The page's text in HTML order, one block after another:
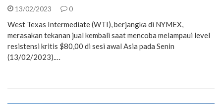
13/02/2023 0
West Texas Intermediate (WTI), berjangka di NYMEX,
merasakan tekanan jual kembali saat mencoba melampaui level
resistensi kritis $80,00 di sesi awal Asia pada Senin
(13/02/2023).…